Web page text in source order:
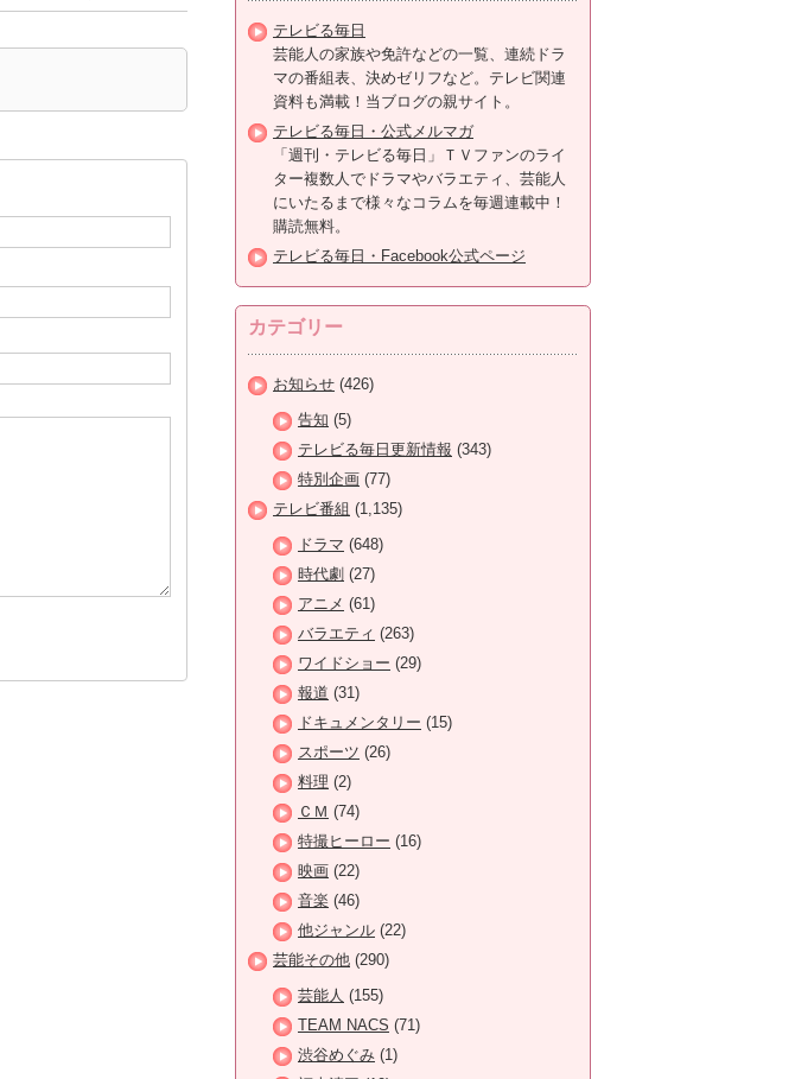
テレビる毎日
芸能人の家族や免許などの一覧、連続ドラ
マの番組表、決めゼリフなど。テレビ関連
資料も満載！当ブログの親サイト。
テレビる毎日・公式メルマガ
「週刊・テレビる毎日」ＴＶファンのライ
ター複数人でドラマやバラエティ、芸能人
にいたるまで様々なコラムを毎週連載中！
購読無料。
テレビる毎日・Facebook公式ページ
カテゴリー
お知らせ (426)
告知 (5)
テレビる毎日更新情報 (343)
特別企画 (77)
テレビ番組 (1,135)
ドラマ (648)
時代劇 (27)
アニメ (61)
バラエティ (263)
ワイドショー (29)
報道 (31)
ドキュメンタリー (15)
スポーツ (26)
料理 (2)
ＣＭ (74)
特撮ヒーロー (16)
映画 (22)
音楽 (46)
他ジャンル (22)
芸能その他 (290)
芸能人 (155)
TEAM NACS (71)
渋谷めぐみ (1)